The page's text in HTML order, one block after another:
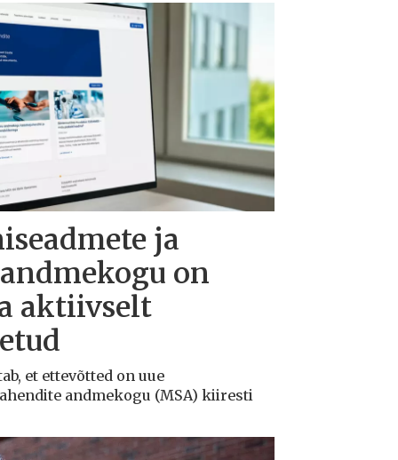
ja
on
aktiivselt
et ettevõtted on uue
andmekogu (MSA) kiiresti